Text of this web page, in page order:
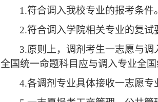
1.符合调入我校专业的报考条件。
2.符合调入学院相关专业的复试
3.原则上，调剂考生一志愿与
全国统一命题科目应与调入专业全国
4.各调剂专业具体接收一志愿专